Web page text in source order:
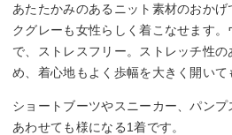
あたたかみのあるニット素材のおか
クグレーも女性らしく着こなせます
で、ストレスフリー。ストレッチ性
め、着心地もよく歩幅を大きく開いて
ショートブーツやスニーカー、パン
あわせても様になる1着です。